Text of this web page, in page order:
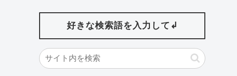
好きな検索語を入力して↲